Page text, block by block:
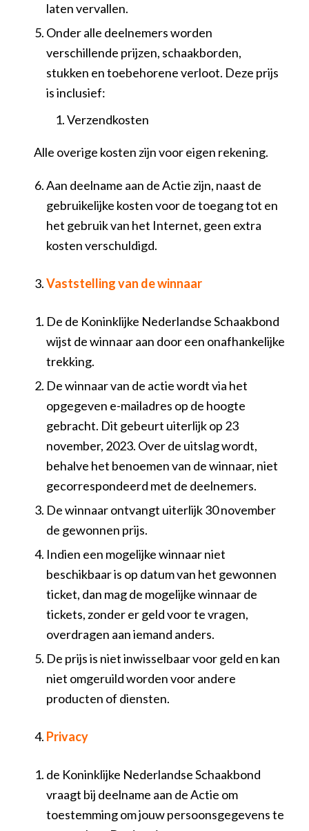
laten vervallen.
Onder alle deelnemers worden
verschillende prijzen, schaakborden,
stukken en toebehorene verloot. Deze prijs
is inclusief:
Verzendkosten
Alle overige kosten zijn voor eigen rekening.
Aan deelname aan de Actie zijn, naast de
gebruikelijke kosten voor de toegang tot en
het gebruik van het Internet, geen extra
kosten verschuldigd.
Vaststelling van de winnaar
De de Koninklijke Nederlandse Schaakbond
wijst de winnaar aan door een onafhankelijke
trekking.
De winnaar van de actie wordt via het
opgegeven e-mailadres op de hoogte
gebracht. Dit gebeurt uiterlijk op 23
november, 2023. Over de uitslag wordt,
behalve het benoemen van de winnaar, niet
gecorrespondeerd met de deelnemers.
De winnaar ontvangt uiterlijk 30 november
de gewonnen prijs.
Indien een mogelijke winnaar niet
beschikbaar is op datum van het gewonnen
ticket, dan mag de mogelijke winnaar de
tickets, zonder er geld voor te vragen,
overdragen aan iemand anders.
De prijs is niet inwisselbaar voor geld en kan
niet omgeruild worden voor andere
producten of diensten.
Privacy
de Koninklijke Nederlandse Schaakbond
vraagt bij deelname aan de Actie om
toestemming om jouw persoonsgegevens te